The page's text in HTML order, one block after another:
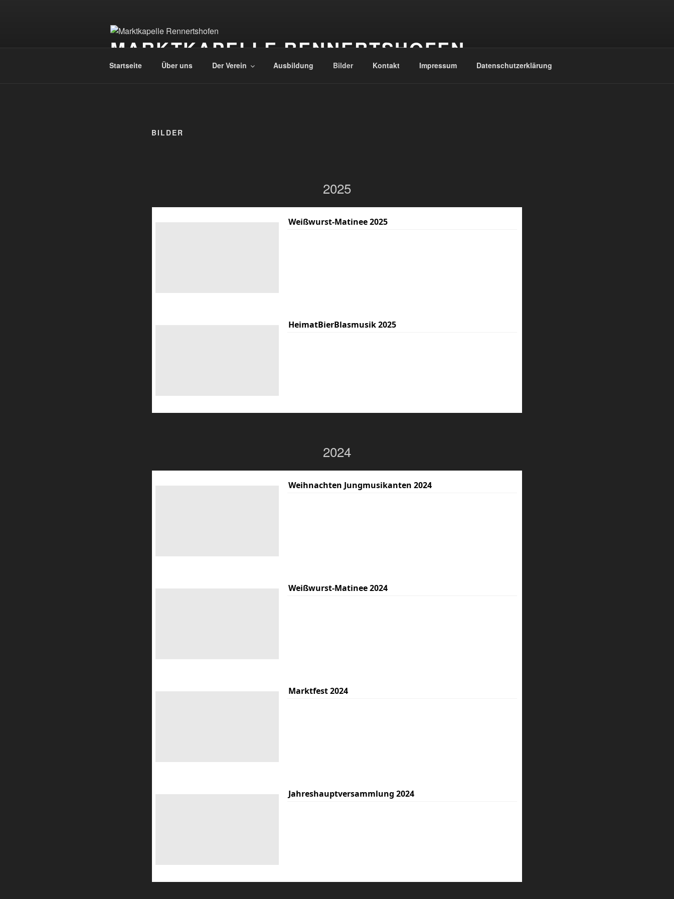
MARKTKAPELLE RENNERTSHOFEN
Startseite Über uns Der Verein Ausbildung Bilder Kontakt Impressum Datenschutzerklärung
BILDER
2025
Weißwurst-Matinee 2025
HeimatBierBlasmusik 2025
2024
Weihnachten Jungmusikanten 2024
Weißwurst-Matinee 2024
Marktfest 2024
Jahreshauptversammlung 2024